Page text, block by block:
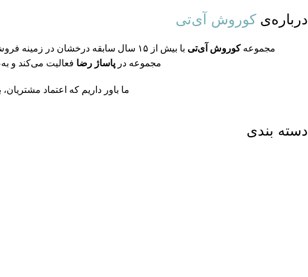
درباره‌یکوروش آی‌تی
مجموعهکوروش آی‌تی
با بیش از ۱۵ سال سابقه درخشان در
مجموعه در پاساژ رضا فعالیت می‌کند و
ما باور داریم که اعتماد
دسته بندی